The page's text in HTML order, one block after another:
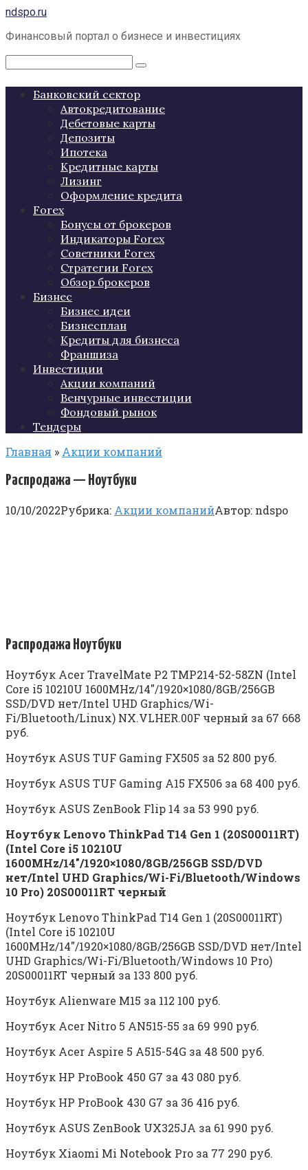
Перейти
контенту
ndspo.ru
Финансовый портал о бизнесе и инвестициях
Поиск:
Банковский сектор
Автокредитование
Дебетовые карты
Депозиты
Ипотека
Кредитные карты
Лизинг
Оформление кредита
Forex
Бонусы от брокеров
Индикаторы Forex
Советники Forex
Стратегии Forex
Обзор брокеров
Бизнес
Бизнес идеи
Бизнесплан
Кредиты для бизнеса
Франшиза
Инвестиции
Акции компаний
Венчурные инвестиции
Фондовый рынок
Тендеры
Главная » Акции компаний
Распродажа — Ноутбуки
10/10/2022Рубрика: Акции компанийАвтор: ndspo
Распродажа Ноутбуки
Ноутбук Acer TravelMate P2 TMP214-52-58ZN (Intel
Core i5 10210U 1600MHz/14″/1920×1080/8GB/256GB
SSD/DVD нет/Intel UHD Graphics/Wi-
Fi/Bluetooth/Linux) NX.VLHER.00F черный за 67 668
руб.
Ноутбук ASUS TUF Gaming FX505 за 52 800 руб.
Ноутбук ASUS TUF Gaming A15 FX506 за 68 400 руб.
Ноутбук ASUS ZenBook Flip 14 за 53 990 руб.
Ноутбук Lenovo ThinkPad T14 Gen 1 (20S00011RT)
(Intel Core i5 10210U
1600MHz/14″/1920×1080/8GB/256GB SSD/DVD
нет/Intel UHD Graphics/Wi-Fi/Bluetooth/Windows
10 Pro) 20S00011RT черный
Ноутбук Lenovo ThinkPad T14 Gen 1 (20S00011RT)
(Intel Core i5 10210U
1600MHz/14″/1920×1080/8GB/256GB SSD/DVD нет/Intel
UHD Graphics/Wi-Fi/Bluetooth/Windows 10 Pro)
20S00011RT черный за 133 800 руб.
Ноутбук Alienware M15 за 112 100 руб.
Ноутбук Acer Nitro 5 AN515-55 за 69 990 руб.
Ноутбук Acer Aspire 5 A515-54G за 48 500 руб.
Ноутбук HP ProBook 450 G7 за 43 080 руб.
Ноутбук HP ProBook 430 G7 за 36 416 руб.
Ноутбук ASUS ZenBook UX325JA за 61 990 руб.
Ноутбук Xiaomi Mi Notebook Pro за 77 290 руб.